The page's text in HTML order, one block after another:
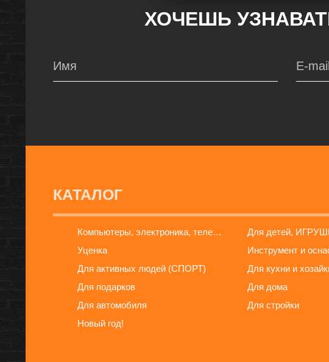
ХОЧЕШЬ
КАТАЛОГ
Компьютеры, электроника, телефоны
Для детей,
Уценка
Инструмент и
Для активных людей (СПОРТ)
Для кухни и
Для подарков
Для дома
Для автомобиля
Для стройки
Новый год!